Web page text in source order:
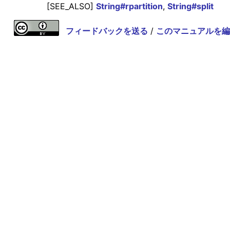
[SEE_ALSO] String#rpartition, String#split
フィードバックを送る / このマニュアルを